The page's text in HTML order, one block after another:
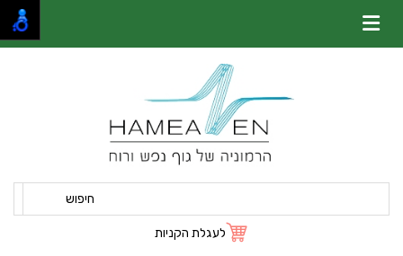
חיפוש
לעגלת הקניות